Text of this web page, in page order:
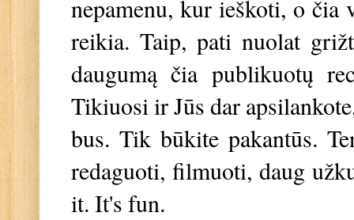
nepamenu, kur ieškoti, o čia
reikia. Taip, pati nuolat
daugumą čia publikuotų
Tikiuosi ir Jūs dar
bus. Tik būkite pakantūs.
redaguoti, filmuoti, daug
it. It's fun.